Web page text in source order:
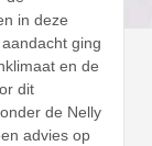
in deze
ging
en de
dit
de Nelly
advies op